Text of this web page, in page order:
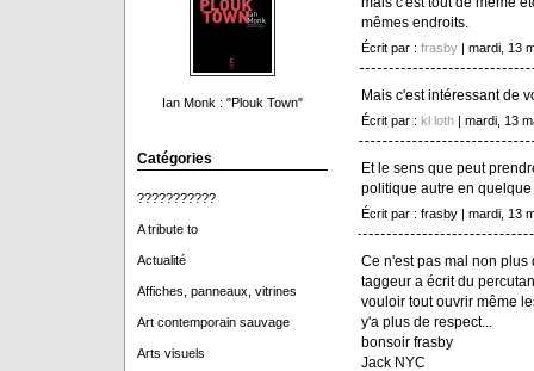
Ian Monk : "Plouk Town"
Catégories
???????????
A tribute to
Actualité
Affiches, panneaux, vitrines
Art contemporain sauvage
Arts visuels
mêmes endroits.
Écrit par : frasby| mardi, 13
Mais c'est intéressant de
Écrit par : kl loth| mardi, 13
Et le sens que peut
politique autre en quelque
Écrit par : frasby | mardi, 13
Ce n'est pas mal non plus
taggeur a écrit du
vouloir tout ouvrir même
y'a plus de respect...
bonsoir frasby
Jack NYC